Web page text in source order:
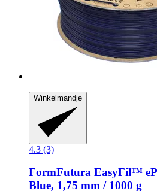
Winkelmandje
4.3 (3)
FormFutura EasyFil™
Blue, 1,75 mm / 1000 g